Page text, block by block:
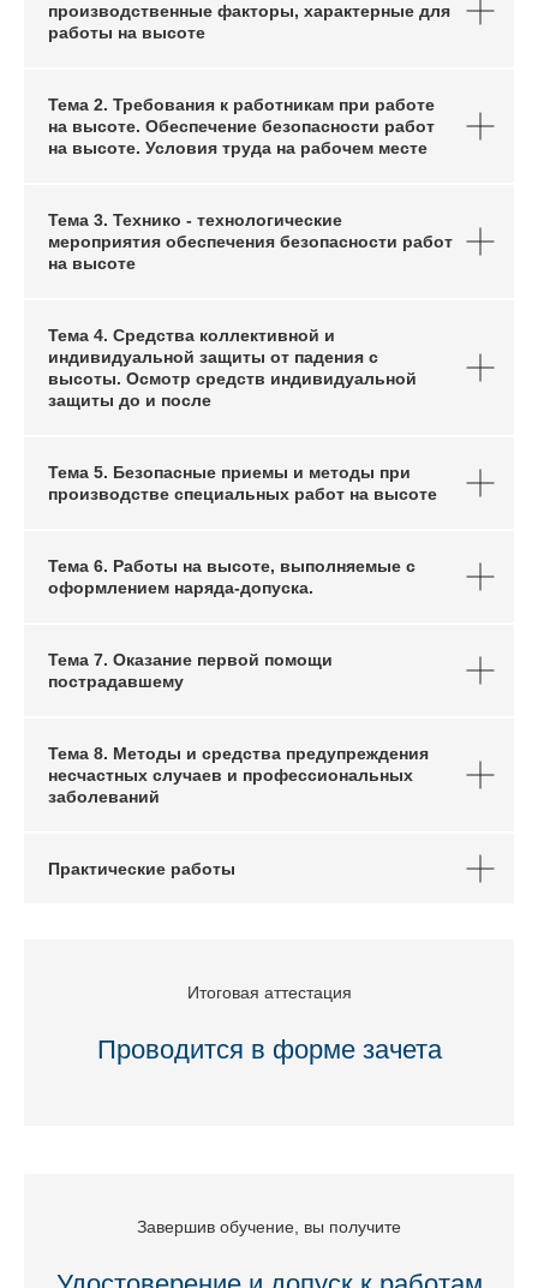
производственные факторы, характерные для
работы на высоте
Тема 2. Требования к работникам при работе
на высоте. Обеспечение безопасности работ
на высоте. Условия труда на рабочем месте
Тема 3. Технико - технологические
мероприятия обеспечения безопасности работ
на высоте
Тема 4. Средства коллективной и
индивидуальной защиты от падения с
высоты. Осмотр средств индивидуальной
защиты до и после
Тема 5. Безопасные приемы и методы при
производстве специальных работ на высоте
Тема 6. Работы на высоте, выполняемые с
оформлением наряда-допуска.
Тема 7. Оказание первой помощи
пострадавшему
Тема 8. Методы и средства предупреждения
несчастных случаев и профессиональных
заболеваний
Практические работы
Итоговая аттестация
Проводится в форме зачета
Завершив обучение, вы получите